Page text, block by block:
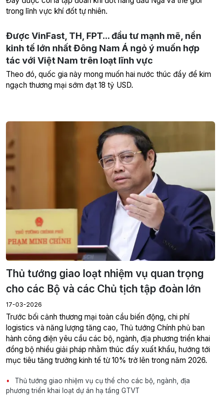
trong lĩnh vực khí đốt tự nhiên.
Được VinFast, TH, FPT... đầu tư mạnh mẽ, nền
kinh tế lớn nhất Đông Nam Á ngỏ ý muốn hợp
tác với Việt Nam trên loạt lĩnh vực
Theo đó, quốc gia này mong muốn hai nước thúc đẩy để kim
ngạch thương mại sớm đạt 18 tỷ USD.
Thủ tướng giao loạt nhiệm vụ quan trọng
cho các Bộ và các Chủ tịch tập đoàn lớn
17-03-2026
Trước bối cảnh thương mại toàn cầu biến động, chi phí
logistics và năng lượng tăng cao, Thủ tướng Chính phủ ban
hành công điện yêu cầu các bộ, ngành, địa phương triển khai
đồng bộ nhiều giải pháp nhằm thúc đẩy xuất khẩu, hướng tới
mục tiêu tăng trưởng kinh tế từ 10% trở lên trong năm 2026.
Thủ tướng giao nhiệm vụ cụ thể cho các bộ, ngành, địa
phương triển khai loạt dự án hạ tầng GTVT